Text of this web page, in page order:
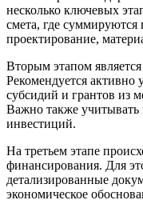
несколько ключевых
смета, где суммируются
проектирование,
Вторым этапом
Рекомендуется активно
субсидий и грантов из
Важно также учитывать
инвестиций.
На третьем этапе
финансирования. Для
детализированные
экономическое